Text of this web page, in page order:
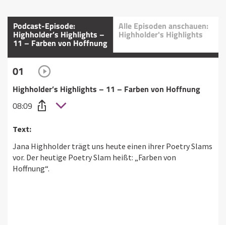
Podcast-Episode:
Highholder’s Highlights –
11 – Farben von Hoffnung
Alle Episoden anschauen:
Highholder's Highlights
01
Highholder’s Highlights – 11 – Farben von Hoffnung
08:09
Text:
Jana Highholder trägt uns heute einen ihrer Poetry Slams
vor. Der heutige Poetry Slam heißt: „Farben von
Hoffnung“.